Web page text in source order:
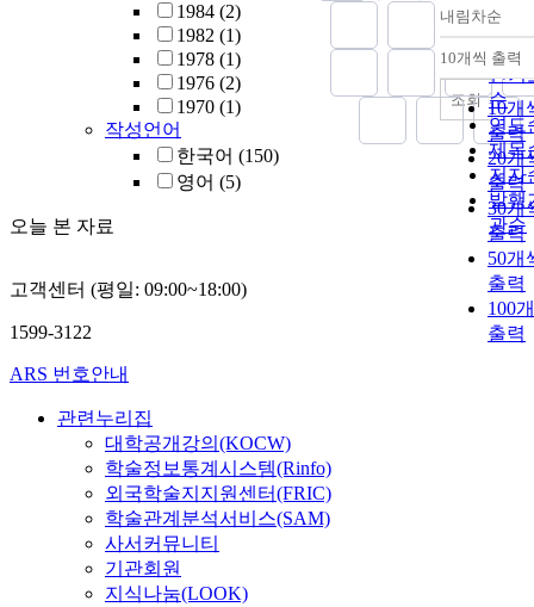
1984 (2)
1982 (1)
1978 (1)
1976 (2)
1970 (1)
작성언어
한국어 (150)
영어 (5)
오늘 본 자료
정확
순
인기
순
연도
제목
저자
발행
관순
내림차순
내림
10개씩 출력
10개
출력
20개
출력
30개
출력
50개
출력
100
출력
조회
고객센터 (평일: 09:00~18:00)
1599-3122
ARS 번호안내
관련누리집
대학공개강의(KOCW)
학술정보통계시스템(Rinfo)
외국학술지지원센터(FRIC)
학술관계분석서비스(SAM)
사서커뮤니티
기관회원
지식나눔(LOOK)